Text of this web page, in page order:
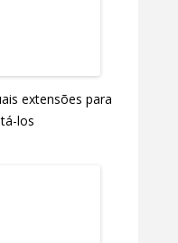
extensões para
los